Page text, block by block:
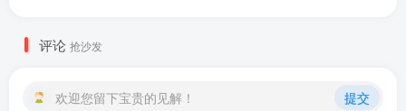
评论 抢沙发
欢迎您留下宝贵的见解！ 提交